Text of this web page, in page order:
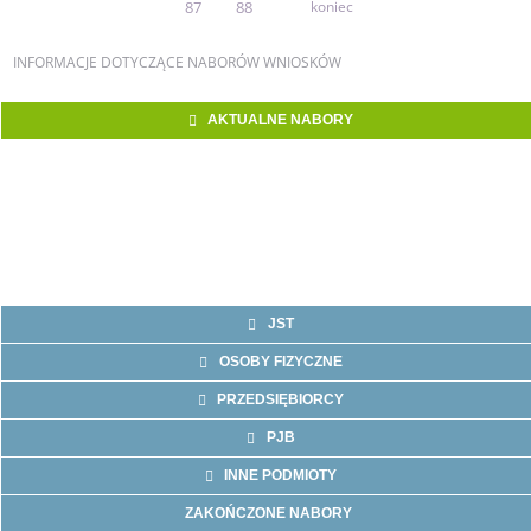
87 88 koniec
INFORMACJE DOTYCZĄCE NABORÓW WNIOSKÓW
AKTUALNE NABORY
JST
OSOBY FIZYCZNE
PRZEDSIĘBIORCY
PJB
INNE PODMIOTY
ZAKOŃCZONE NABORY